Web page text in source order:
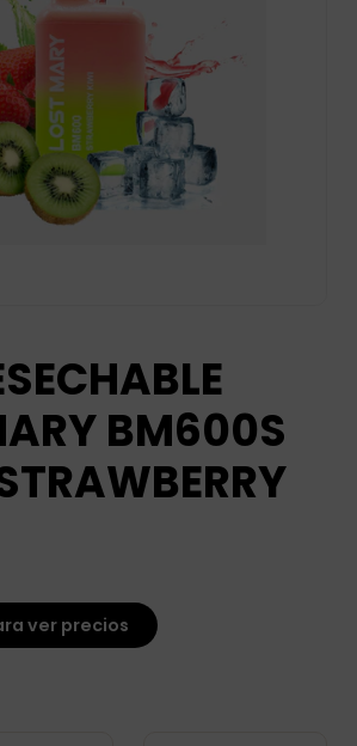
BM600S
ver precios